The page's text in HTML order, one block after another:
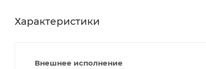
Характеристики
Внешнее исполнение